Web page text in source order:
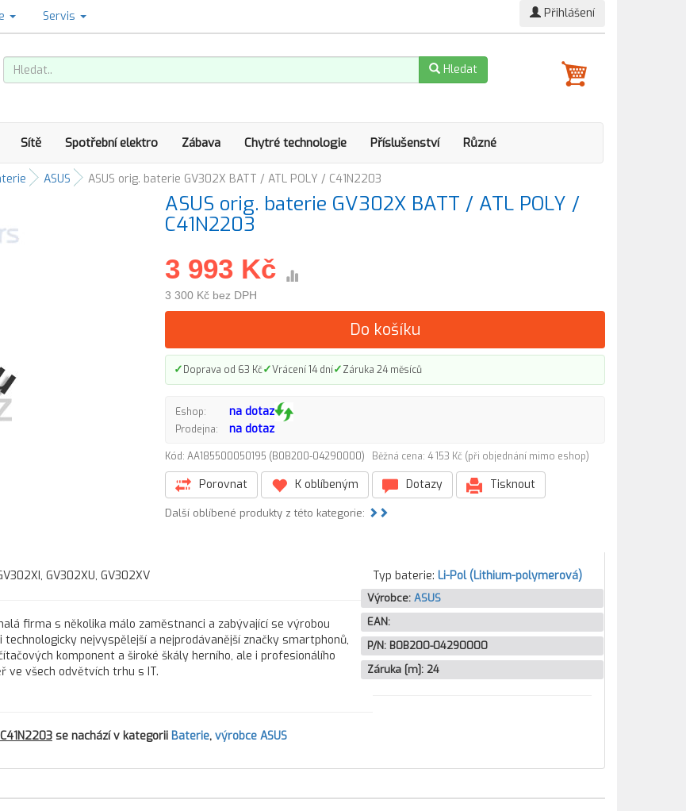
Servis Přihlášení
Hledat
Sítě Spotřební elektro Zábava Chytré technologie Příslušenství Různé
ASUS ASUS orig. baterie GV302X BATT / ATL POLY / C41N2203
ASUS orig. baterie GV302X BATT / ATL POLY /
C41N2203
3 993 Kč
3 300 Kč bez DPH
Do košíku
✓Doprava od 63 Kč✓Vrácení 14 dní✓Záruka 24 měsíců
Eshop: na dotaz
Prodejna: na dotaz
Kód: AA185500050195 (B0B200-04290000) Běžná cena: 4 153 Kč (při objednání mimo eshop)
Porovnat K oblíbeným Dotazy Tisknout
Další oblíbené produkty z této kategorie:
GV302XU, GV302XV
firma s několika málo zaměstnanci a zabývající se výrobou
nejvyspělejší a nejprodávanější značky smartphonů,
komponent a široké škály herního, ale i profesionálího
ve všech odvětvích trhu s IT.
se nachází v kategorii Baterie, výrobce ASUS
Typ baterie: Li-Pol (Lithium-polymerová)
Výrobce: ASUS
EAN:
P/N: B0B200-04290000
Záruka [m]: 24